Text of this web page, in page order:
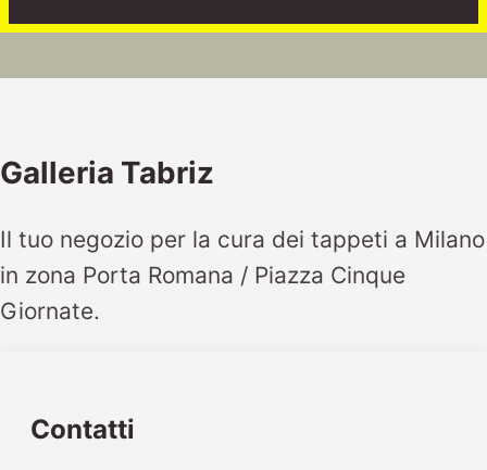
Galleria Tabriz
Il tuo negozio per la cura dei tappeti a Milano
in zona Porta Romana / Piazza Cinque
Giornate.
Contatti